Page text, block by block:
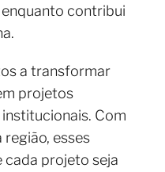
contribui
a transformar
projetos
Com
esses
cada projeto seja